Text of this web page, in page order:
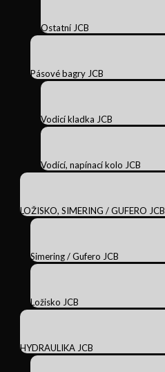
Ostatní JCB
Pásové bagry JCB
Vodicí kladka JCB
Vodící, napínací kolo JCB
LOŽISKO, SIMERING / GUFERO JCB
Simering / Gufero JCB
Ložisko JCB
HYDRAULIKA JCB